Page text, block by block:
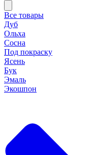
Все товары
Дуб
Ольха
Сосна
Под покраску
Ясень
Бук
Эмаль
Экошпон